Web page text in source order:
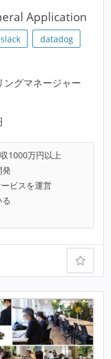
Application
slack
datadog
ングマネージャー
1000万円以上
発
ビスを運営